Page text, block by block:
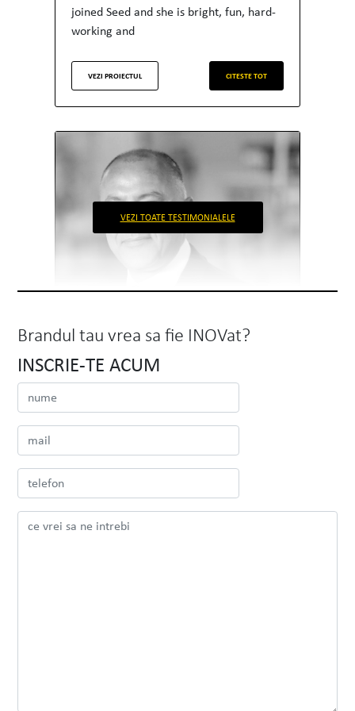
joined Seed and she is bright, fun, hard-
working and
VEZI PROIECTUL CITESTE TOT
Nawaf Salameh
Chairman & Founding Owner
Prima intalnire cu echipa INOVEO a fost
impresionat cu entuziasmul
VEZI TOATE TESTIMONIALELE
Brandul tau vrea sa fie INOVat?
INSCRIE-TE ACUM